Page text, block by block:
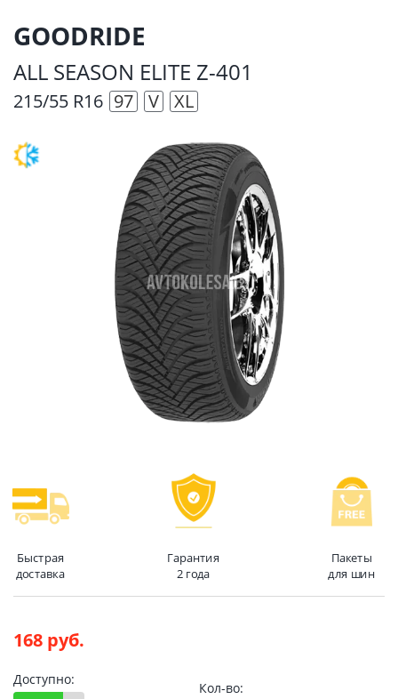
GOODRIDE
ALL SEASON ELITE Z-401
215/55 R16 97 V XL
Быстрая
доставка
Гарантия
2 года
Пакеты
для шин
168 руб.
Доступно:
Кол-во: